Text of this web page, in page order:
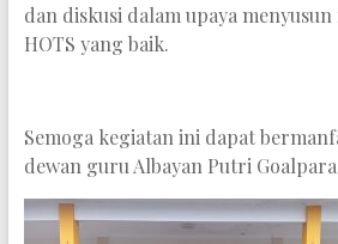
dan diskusi dalam upaya
HOTS yang baik.
Semoga kegiatan ini dapat
dewan guru Albayan Putri